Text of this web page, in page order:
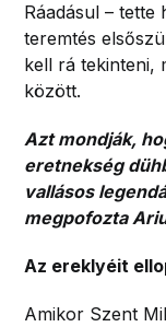
Ráadásul – tette
teremtés
kell rá tekinteni,
között.
Azt mondják,
eretnekség
vallásos
megpofozta
Az ereklyéit
Amikor Szent